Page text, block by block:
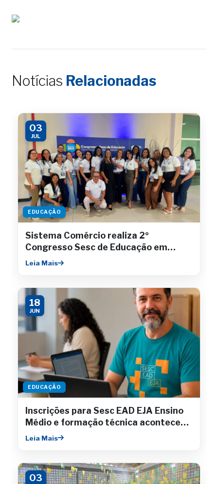
Notícias Relacionadas
03
JUL
EDUCAÇÃO
Sistema Comércio realiza 2º
Congresso Sesc de Educação em
Aracaju
Leia Mais
18
JUN
EDUCAÇÃO
Inscrições para Sesc EAD EJA Ensino
Médio e formação técnica acontecem
até julho
Leia Mais
03